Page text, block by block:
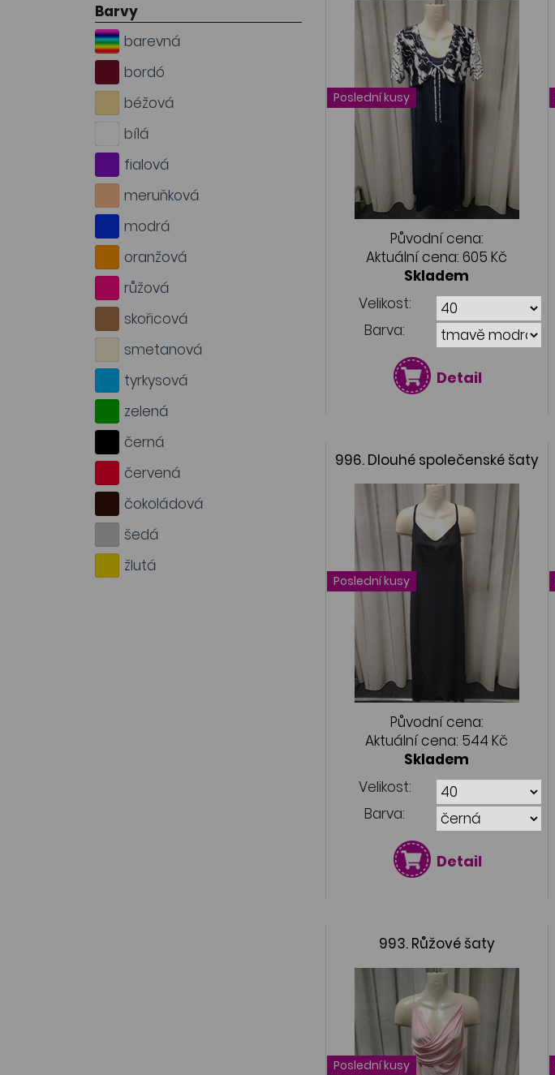
Barvy
barevná
bordó
béžová
bílá
fialová
meruňková
modrá
oranžová
růžová
skořicová
smetanová
tyrkysová
zelená
černá
červená
čokoládová
šedá
žlutá
Poslední kusy
Původní cena:
Aktuální cena:605 Kč
Skladem
Velikost:
Barva:
Detail
996. Dlouhé společenské šaty
Poslední kusy
Původní cena:
Aktuální cena: 544 Kč
Skladem
Velikost:
Barva:
Detail
993. Růžové šaty
Poslední kusy